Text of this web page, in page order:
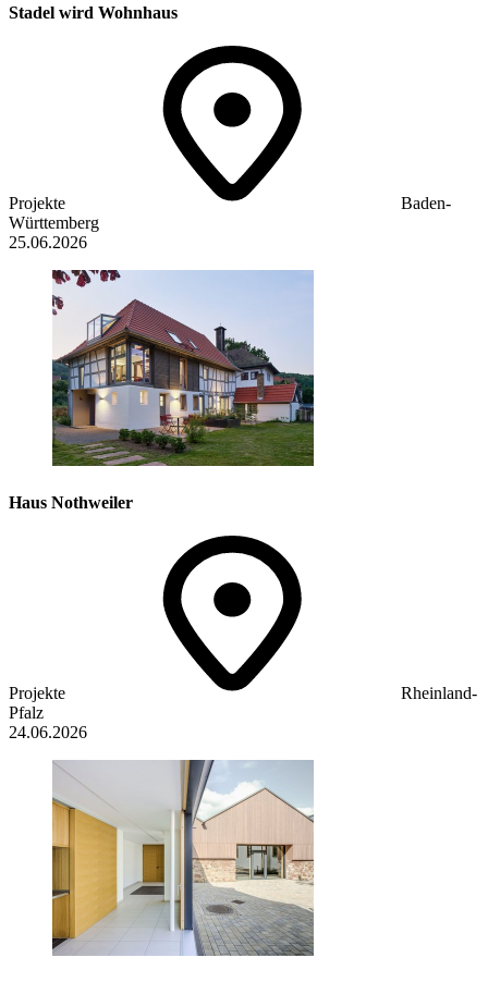
Stadel wird Wohnhaus
Projekte
Baden-
Württemberg
25.06.2026
Haus Nothweiler
Projekte
Rheinland-
Pfalz
24.06.2026